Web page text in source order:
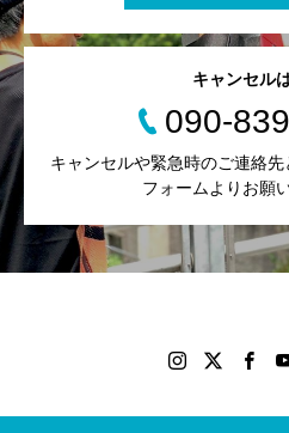
キャンセル
090-
キャンセルや緊急時のご連絡
フォームよりお願